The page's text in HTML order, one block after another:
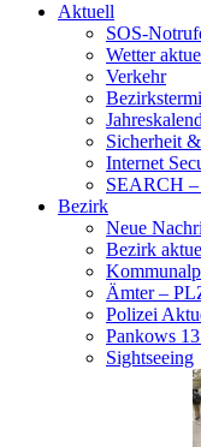
Aktuell
SOS-
Wetter
Verkehr
Sicherheit
Internet
SEARCH
Bezirk
Neue
Bezirk
Ämter –
Polizei
Pankows
Sightseeing